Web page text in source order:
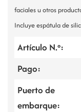
faciales u otros
Incluye espátula de
Artículo N.º:
Pago:
Puerto de
embarque: